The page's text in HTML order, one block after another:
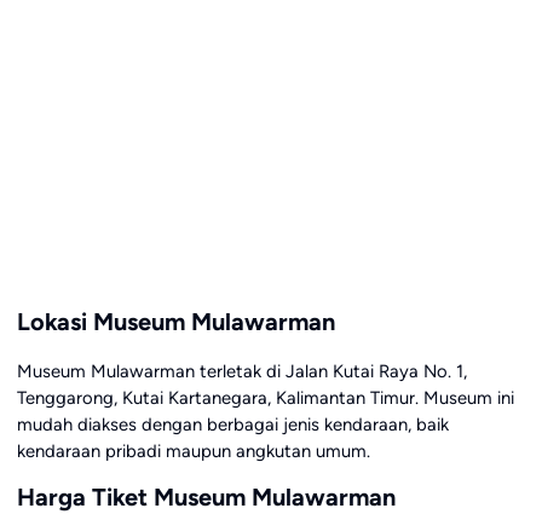
Lokasi Museum Mulawarman
Museum Mulawarman terletak di Jalan Kutai Raya No. 1,
Tenggarong, Kutai Kartanegara, Kalimantan Timur. Museum ini
mudah diakses dengan berbagai jenis kendaraan, baik
kendaraan pribadi maupun angkutan umum.
Harga Tiket Museum Mulawarman